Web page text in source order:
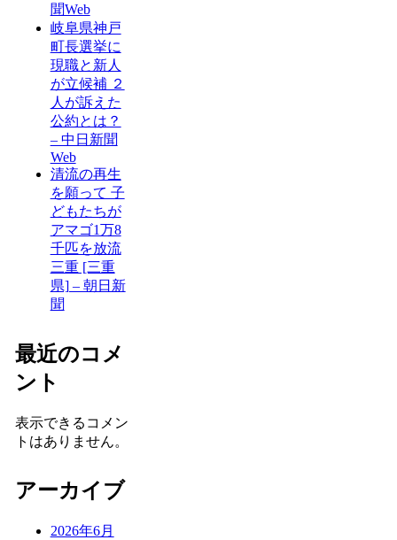
聞Web
岐阜県神戸
町長選挙に
現職と新人
が立候補 ２
人が訴えた
公約とは？
– 中日新聞
Web
清流の再生
を願って 子
どもたちが
アマゴ1万8
千匹を放流
三重 [三重
県] – 朝日新
聞
最近のコメ
ント
表示できるコメン
トはありません。
アーカイブ
2026年6月